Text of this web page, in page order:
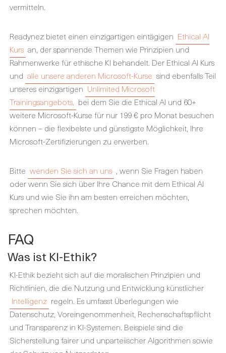
vermitteln.
Readynez bietet einen einzigartigen eintägigen Ethical AI
Kurs an, der spannende Themen wie Prinzipien und
Rahmenwerke für ethische KI behandelt. Der Ethical AI Kurs
und alle unsere anderen Microsoft-Kurse sind ebenfalls Teil
unseres einzigartigen Unlimited Microsoft
Trainingsangebots, bei dem Sie die Ethical AI und 60+
weitere Microsoft-Kurse für nur 199 € pro Monat besuchen
können – die flexibelste und günstigste Möglichkeit, Ihre
Microsoft-Zertifizierungen zu erwerben.
Bitte wenden Sie sich an uns , wenn Sie Fragen haben
oder wenn Sie sich über Ihre Chance mit dem Ethical AI
Kurs und wie Sie ihn am besten erreichen möchten,
sprechen möchten.
FAQ
Was ist KI-Ethik?
KI-Ethik bezieht sich auf die moralischen Prinzipien und
Richtlinien, die die Nutzung und Entwicklung künstlicher
Intelligenz regeln. Es umfasst Überlegungen wie
Datenschutz, Voreingenommenheit, Rechenschaftspflicht
und Transparenz in KI-Systemen. Beispiele sind die
Sicherstellung fairer und unparteiischer Algorithmen sowie